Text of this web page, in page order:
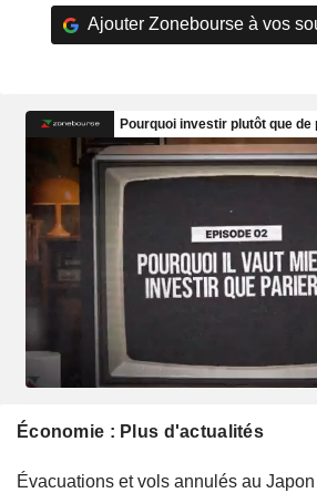
Ajouter Zonebourse à vos
Économie : Plus d'actualités
Évacuations et vols annulés au